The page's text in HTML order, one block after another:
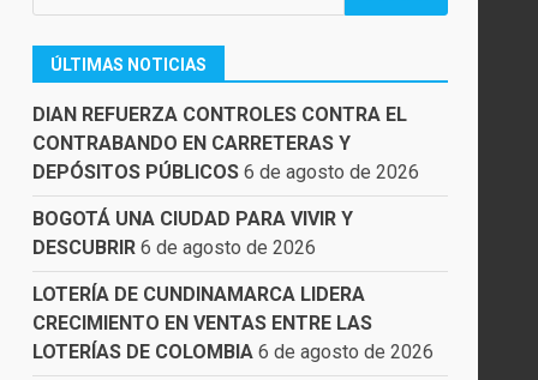
ÚLTIMAS NOTICIAS
DIAN REFUERZA CONTROLES CONTRA EL
CONTRABANDO EN CARRETERAS Y
DEPÓSITOS PÚBLICOS 6 de agosto de 2026
BOGOTÁ UNA CIUDAD PARA VIVIR Y
DESCUBRIR 6 de agosto de 2026
LOTERÍA DE CUNDINAMARCA LIDERA
CRECIMIENTO EN VENTAS ENTRE LAS
LOTERÍAS DE COLOMBIA 6 de agosto de 2026